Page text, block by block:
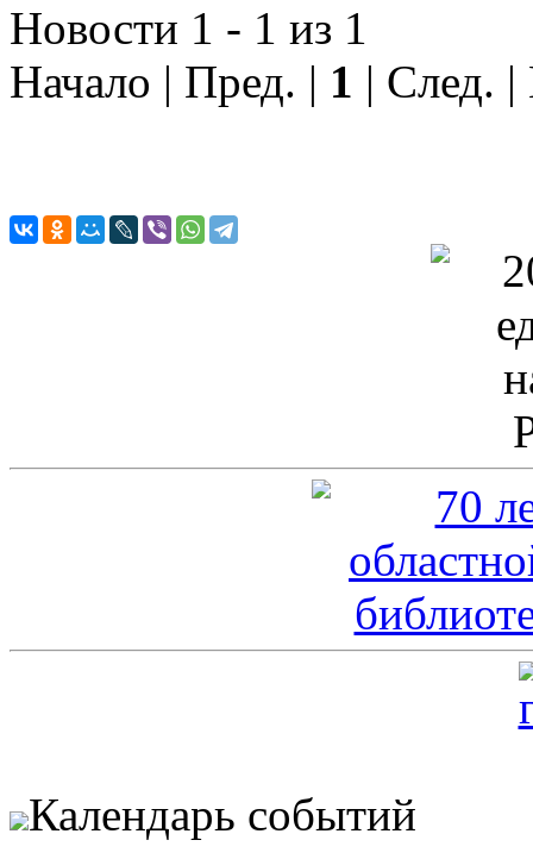
Новости 1 - 1 из 1
Начало | Пред. | 1 | След.
Календарь событий